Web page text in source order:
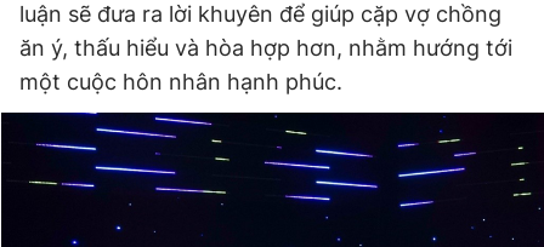
luận sẽ đưa ra lời khuyên để giúp cặp vợ chồng
ăn ý, thấu hiểu và hòa hợp hơn, nhằm hướng tới
một cuộc hôn nhân hạnh phúc.